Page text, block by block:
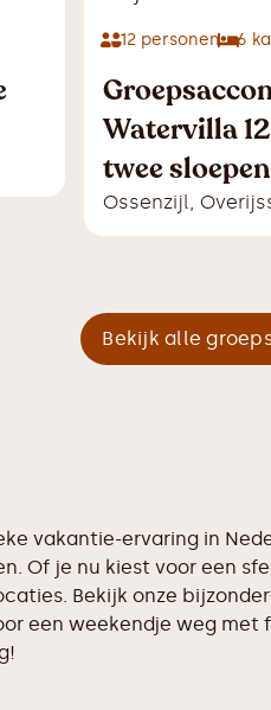
12 personen 6
Watervilla
twee sloepen
Ossenzijl,
Bekijk alle
vakantie-ervaring in
je nu kiest voor een
Bekijk onze
een weekendje weg met